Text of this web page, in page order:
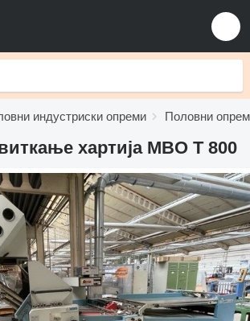
индустриски опреми Половни
хартија MBO T 800